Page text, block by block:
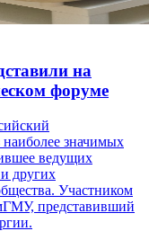
на
форуме
значимых
ведущих
других
Участником
представивший